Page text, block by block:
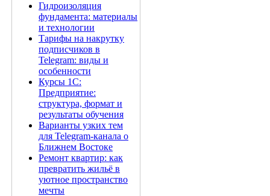
Гидроизоляция
фундамента: материалы
и технологии
Тарифы на накрутку
подписчиков в
Telegram: виды и
особенности
Курсы 1С:
Предприятие:
структура, формат и
результаты обучения
Варианты узких тем
для Telegram-канала о
Ближнем Востоке
Ремонт квартир: как
превратить жильё в
уютное пространство
мечты